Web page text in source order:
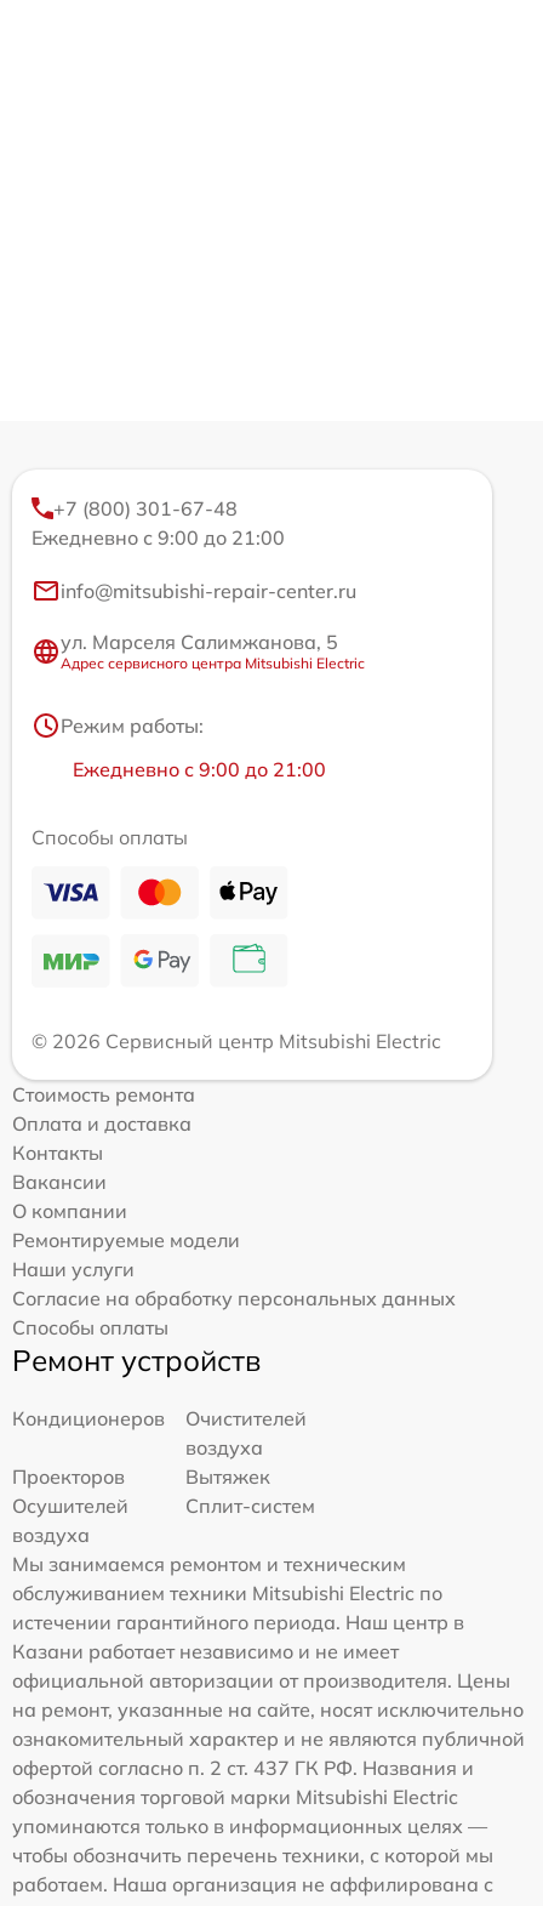
+7 (800) 301-67-48
Ежедневно с 9:00 до 21:00
info@mitsubishi-repair-center.ru
ул. Марселя Салимжанова, 5
Адрес сервисного центра Mitsubishi Electric
Режим работы:
Ежедневно с 9:00 до 21:00
Способы оплаты
© 2026 Сервисный центр Mitsubishi Electric
Стоимость ремонта
Оплата и доставка
Контакты
Вакансии
О компании
Ремонтируемые модели
Наши услуги
Согласие на обработку персональных данных
Способы оплаты
Ремонт устройств
Кондиционеров
Очистителей
воздуха
Проекторов
Вытяжек
Осушителей
воздуха
Сплит-систем
Мы занимаемся ремонтом и техническим
обслуживанием техники Mitsubishi Electric по
истечении гарантийного периода. Наш центр в
Казани работает независимо и не имеет
официальной авторизации от производителя. Цены
на ремонт, указанные на сайте, носят исключительно
ознакомительный характер и не являются публичной
офертой согласно п. 2 ст. 437 ГК РФ. Названия и
обозначения торговой марки Mitsubishi Electric
упоминаются только в информационных целях —
чтобы обозначить перечень техники, с которой мы
работаем. Наша организация не аффилирована с